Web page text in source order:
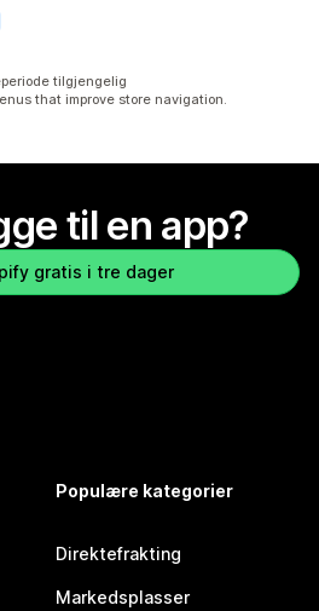
tilgjengelig
that improve store navigation.
til en app?
gratis i tre dager
Populære kategorier
Direktefrakting
Markedsplasser